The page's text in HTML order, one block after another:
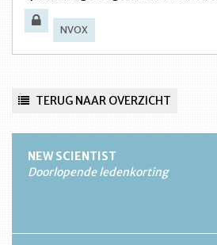
NVOX
TERUG NAAR OVERZICHT
NEW SCIENTIST
Doorlopende ledenkorting